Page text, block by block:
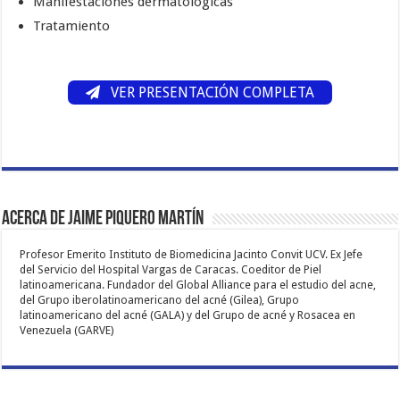
Tratamiento
VER PRESENTACIÓN COMPLETA
Acerca de Jaime Piquero Martín
Profesor Emerito Instituto de Biomedicina Jacinto Convit UCV. Ex Jefe
del Servicio del Hospital Vargas de Caracas. Coeditor de Piel
latinoamericana. Fundador del Global Alliance para el estudio del acne,
del Grupo iberolatinoamericano del acné (Gilea), Grupo
latinoamericano del acné (GALA) y del Grupo de acné y Rosacea en
Venezuela (GARVE)